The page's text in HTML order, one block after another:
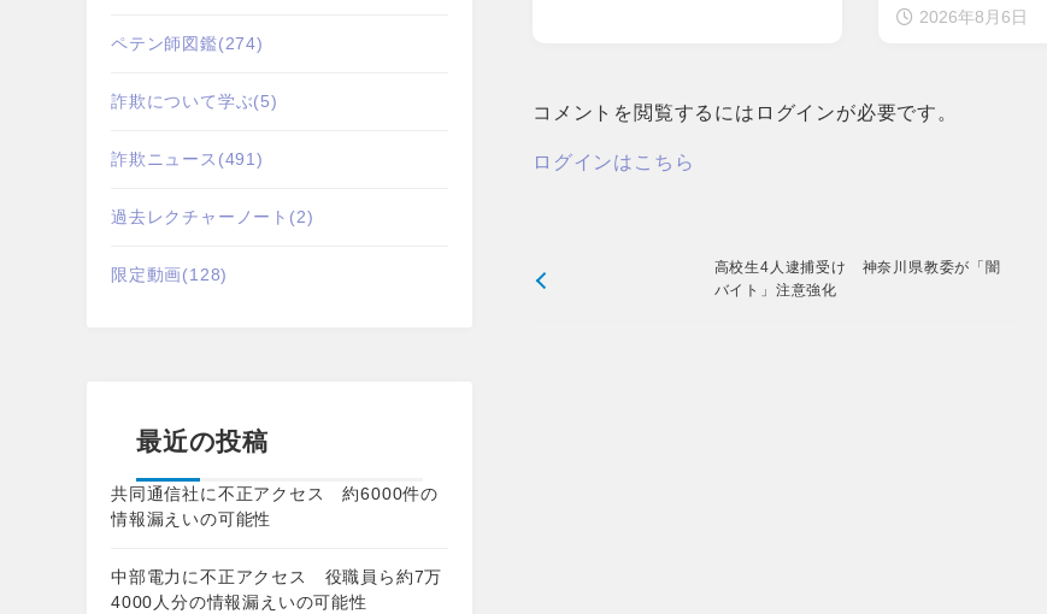
2026年8月6日
コメントを閲覧するにはログインが必要です。
ログインはこちら
高校生4人逮捕受け 神奈川県教委が「闇
バイト」注意強化
ペテン師図鑑(274)
詐欺について学ぶ(5)
詐欺ニュース (491)
過去レクチャーノート (2)
限定動画(128)
最近の投稿
共同通信社に不正アクセス 約6000件の
情報漏えいの可能性
中部電力に不正アクセス 役職員ら約7万
4000人分の情報漏えいの可能性